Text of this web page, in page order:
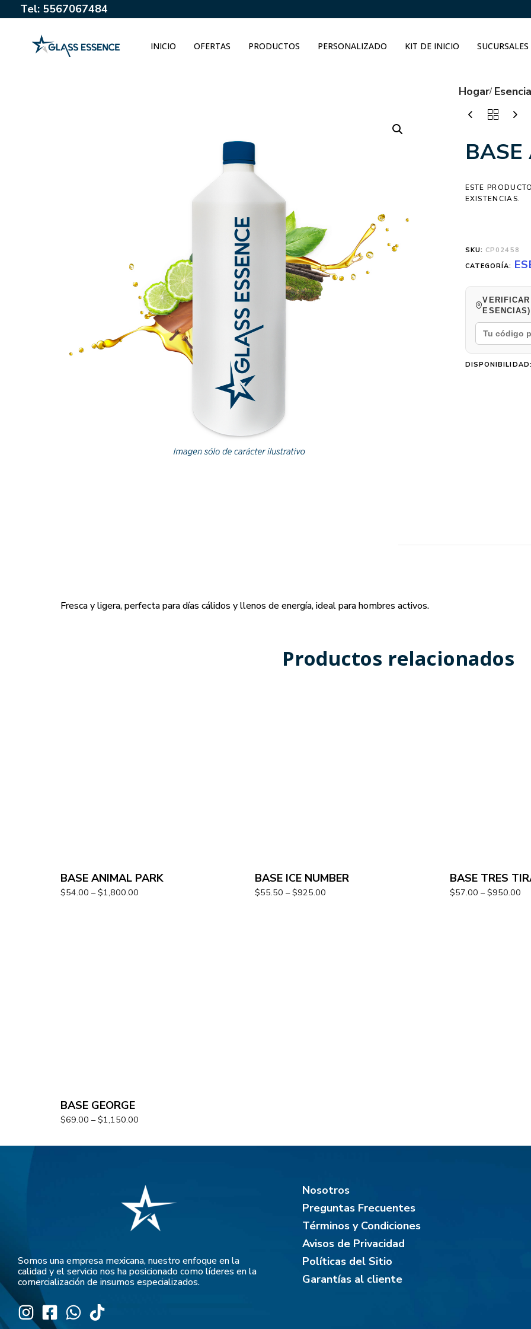
Tel: 5567067484
INICIO OFERTAS PRODUCTOS PERSONALIZADO KIT DE INICIO SUCURSALES
Hogar
BASE
ESTE
EXISTENCIAS.
SKU: CP02458
CATEGORÍA:
ESENCIAS)
Fresca y ligera, perfecta para días cálidos y llenos de energía, ideal para hombres activos.
Productos relacionados
BASE ANIMAL PARK
$54.00 – $1,800.00
BASE ICE NUMBER
$55.50 – $925.00
BASE TRES
$57.00 – $950.00
BASE GEORGE
$69.00 – $1,150.00
Somos una empresa mexicana, nuestro enfoque en la
calidad y el servicio nos ha posicionado como líderes en la
comercialización de insumos especializados.
Nosotros
Preguntas Frecuentes
Términos y Condiciones
Avisos de Privacidad
Políticas del Sitio
Garantías al cliente